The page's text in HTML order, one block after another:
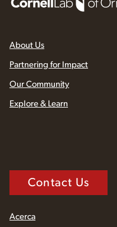
About Us
Partnering for Impact
Our Community
Explore & Learn
Contact Us
Acerca